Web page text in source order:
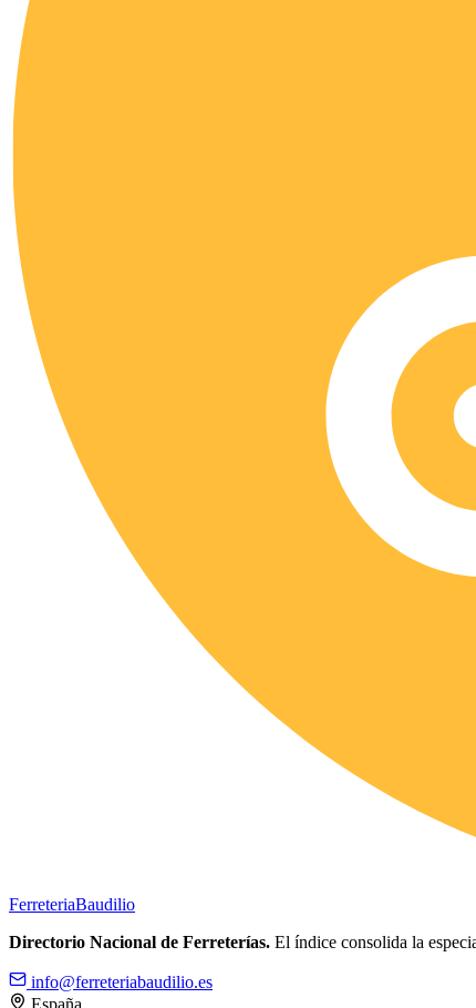
FerreteriaBaudilio
Directorio Nacional de Ferreterías. El índice consolida la
info@ferreteriabaudilio.es